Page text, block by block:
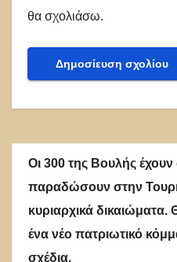
θα σχολιάσω.
Οι 300 της Βουλής
παραδώσουν στην
κυριαρχικά δικαιώματα.
ένα νέο πατριωτικό
σχέδια.